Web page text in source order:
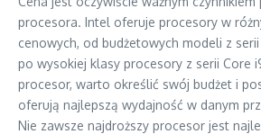
procesora. Intel oferuje procesory w
cenowych, od budżetowych modeli z
po wysokiej klasy procesory z serii Core
procesor, warto określić swój budżet i
oferują najlepszą wydajność w danym
Nie zawsze najdroższy procesor jest